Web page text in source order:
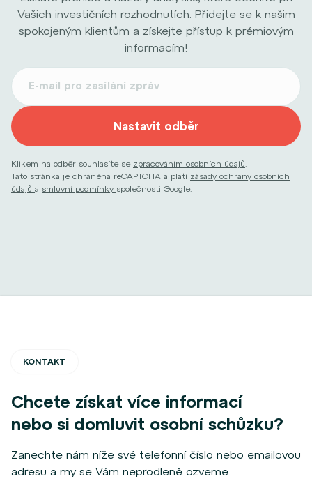
Vašich investičních rozhodnutích. Přidejte se k našim
spokojeným klientům a získejte přístup k prémiovým
informacím!
Nastavit odběr
Klikem na odběr souhlasíte se zpracováním osobních údajů.
Tato stránka je chráněna reCAPTCHA a platí zásady ochrany osobních
údajů a smluvní podmínky společnosti Google.
KONTAKT
Chcete získat více informací
nebo si domluvit osobní schůzku?
Zanechte nám níže své telefonní číslo nebo emailovou
adresu a my se Vám neprodleně ozveme.